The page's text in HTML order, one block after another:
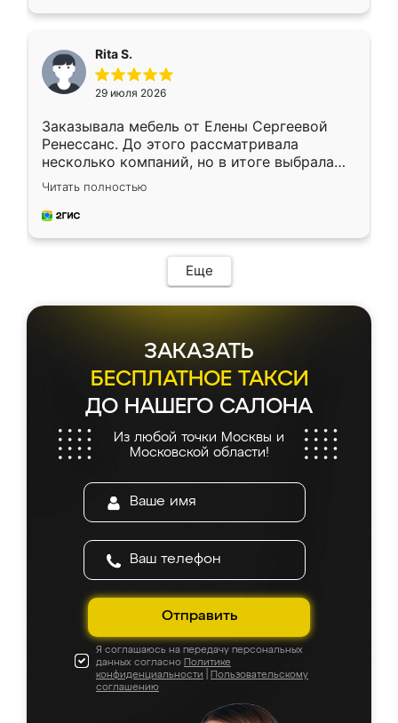
Rita S.
29 июля 2026
Заказывала мебель от Елены Сергеевой
Ренессанс. До этого рассматривала
несколько компаний, но в итоге выбрала
эту. Сначала обговорили условия, потом
приехал замерщик, всё спокойно объяснил
и снял размеры. Изготовили в срок, с
мебель сразу встала на свое место без
каких-либо доработок. Качеством осталась
довольна, все выглядит так, как и ожидала.
Читать полностью
Еще
ЗАКАЗАТЬ
БЕСПЛАТНОЕ ТАКСИ
ДО НАШЕГО САЛОНА
Из любой точки Москвы и
Московской области!
Отправить
Я соглашаюсь на передачу персональных
данных согласно Политике
конфиденциальности
Пользовательскому
соглашению